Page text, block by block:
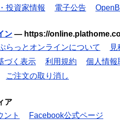
投資家情報 電子公告
ン — https://
らっとオンラインについて
づく表示
利用規約 個人情報
ご注文の取り消し
ア
ント
Facebook公式ページ